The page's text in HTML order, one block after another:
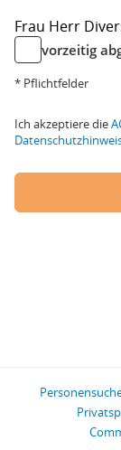
Frau Herr
vorzeitig
* Pflichtfelder
Ich akzeptiere die